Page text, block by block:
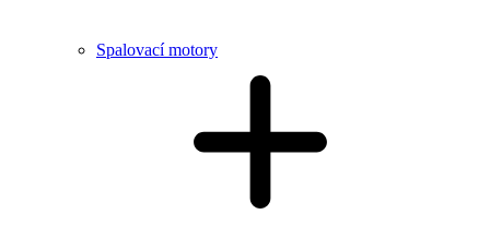
Spalovací motory